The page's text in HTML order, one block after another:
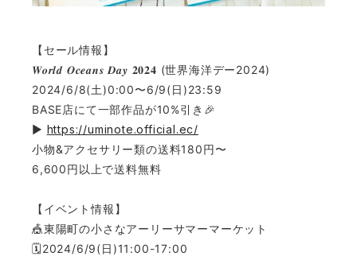
【セール情報】
𝑾𝒐𝒓𝒍𝒅 𝑶𝒄𝒆𝒂𝒏𝒔 𝑫𝒂𝒚 𝟐𝟎𝟐𝟒 (世界海洋デー2024)
2024/6/8(土)0:00〜6/9(日)23:59
BASE店にて一部作品が10%引き🎉
▶︎ https://uminote.official.ec/
小物&アクセサリー類の送料180円〜
6,600円以上で送料無料
【イベント情報】
🎪東陽町の小さなアーリーサマーマーケット
🗓️2024/6/9(日)11:00-17:00